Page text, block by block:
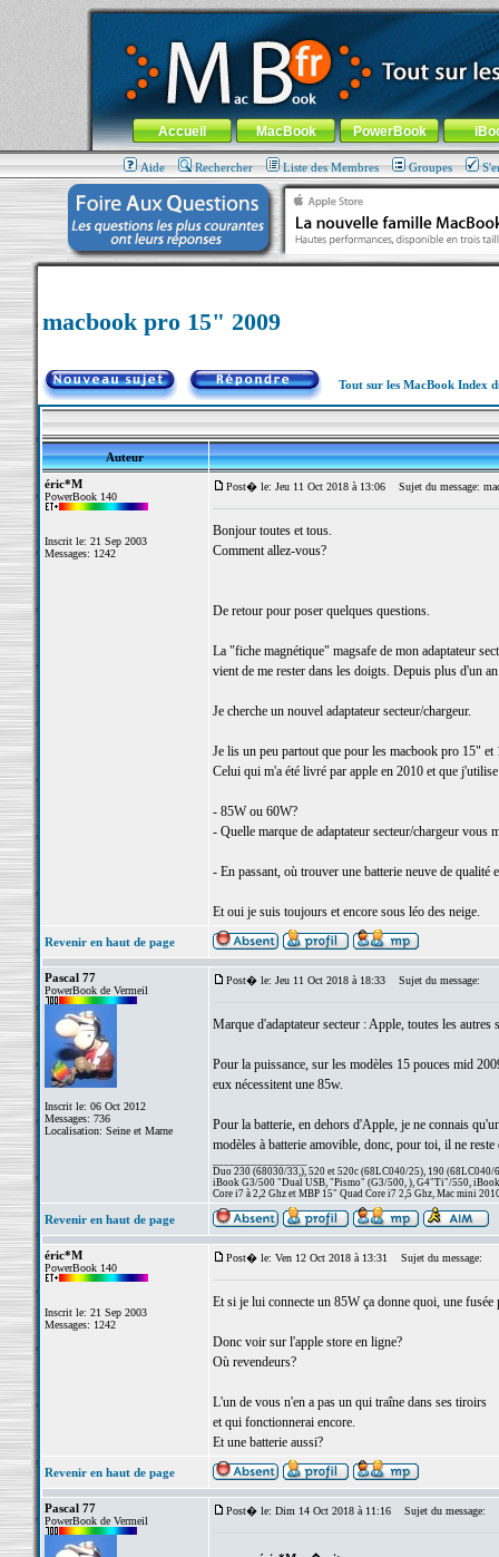
MacBook-fr.com : 100% Apple... 100% nomade !
Aller au contenu-Aller au menu général-Aller au menu de
Menu général
Accueil MacBook PowerBook
Aide Rechercher Liste des Membres Groupes
macbook pro 15" 2009
Tout sur les MacBook Index
Auteur
éric*M
PowerBook 140
Inscrit le: 21 Sep 2003
Messages: 1242
Post� le: Jeu 11 Oct 2018 à 13:06 Sujet du message:
Bonjour toutes et tous.
Comment allez-vous?
De retour pour poser quelques questions.
La "fiche magnétique" magsafe de mon adaptateur
vient de me rester dans les doigts. Depuis plus d'un
Je cherche un nouvel adaptateur secteur/chargeur.
Je lis un peu partout que pour les macbook pro 15"
Celui qui m'a été livré par apple en 2010 et que
- 85W ou 60W?
- Quelle marque de adaptateur secteur/chargeur vous
- En passant, où trouver une batterie neuve de qualité
Et oui je suis toujours et encore sous léo des neige.
Revenir en haut de page
Pascal 77
PowerBook de Vermeil
Inscrit le: 06 Oct 2012
Messages: 736
Localisation: Seine et Marne
Post� le: Jeu 11 Oct 2018 à 18:33 Sujet du message:
Marque d'adaptateur secteur : Apple, toutes les autres
Pour la puissance, sur les modèles 15 pouces mid
eux nécessitent une 85w.
Pour la batterie, en dehors d'Apple, je ne connais
modèles à batterie amovible, donc, pour toi, il ne
Duo 230 (68030/33,), 520 et 520c (68LC040/25), 190 (68LC040/
iBook G3/500 "Dual USB, "Pismo" (G3/500, ), G4"Ti"/550,
Core i7 à 2,2 Ghz et MBP 15" Quad Core i7 2,5 Ghz, Mac mini
Revenir en haut de page
éric*M
PowerBook 140
Inscrit le: 21 Sep 2003
Messages: 1242
Post� le: Ven 12 Oct 2018 à 13:31 Sujet du message:
Et si je lui connecte un 85W ça donne quoi, une fusée
Donc voir sur l'apple store en ligne?
Où revendeurs?
L'un de vous n'en a pas un qui traîne dans ses tiroirs
et qui fonctionnerai encore.
Et une batterie aussi?
Revenir en haut de page
Pascal 77
PowerBook de Vermeil
Post� le: Dim 14 Oct 2018 à 11:16 Sujet du message: